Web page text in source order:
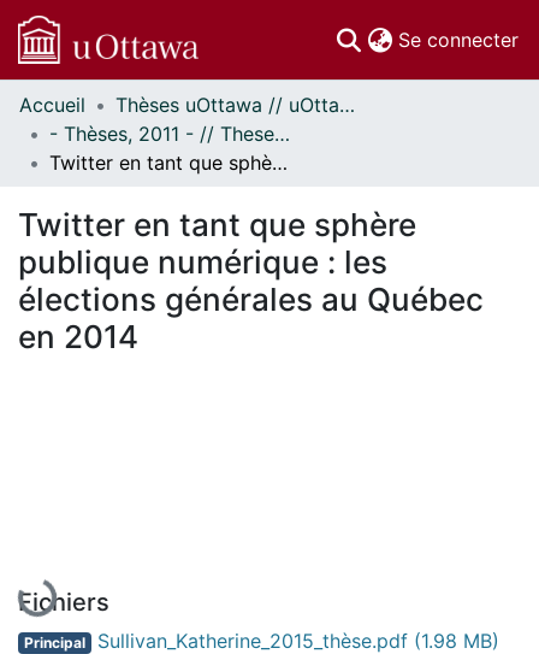
Se connecter
Communautés
et collections
Parcourir
À propos
Accueil
Thèses uOttawa // uOttawa Theses
- Thèses, 2011 - // Theses, 2011 -
Twitter en tant que sphère publique numérique : les élections générales au Québec en 2014
Twitter en tant que sphère
publique numérique : les
élections générales au Québec
en 2014
En cours de chargement...
Fichiers
Principal Sullivan_Katherine_2015_thèse.pdf (1.98 MB)